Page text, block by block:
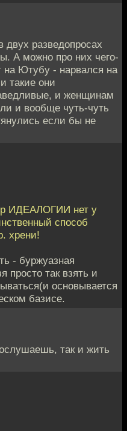
двух разведопросах
А можно про них чего-
на Ютубу - нарвался на
такие они
и женщинам
и вообще чуть-чуть
если бы не
ИДЕАЛОГИИ нет у
способ
хрени!
- буржуазная
просто так взять и
основывается
базисе.
так и жить